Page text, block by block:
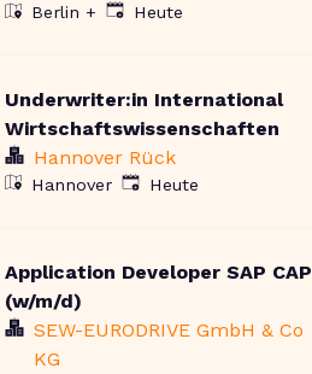
Berlin + Veröffentlicht
Heute
Underwriter:in International
Wirtschaftswissenschaften
Hannover Rück
Hannover Veröffentlicht
Heute
Application Developer SAP CAP
(w/m/d)
SEW-EURODRIVE GmbH & Co
KG